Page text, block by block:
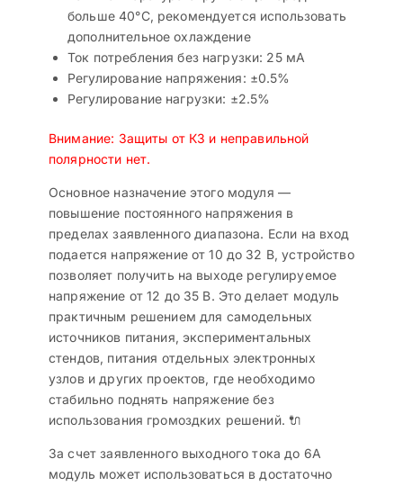
больше 40°C, рекомендуется использовать
дополнительное охлаждение
Ток потребления без нагрузки: 25 мА
Регулирование напряжения: ±0.5%
Регулирование нагрузки: ±2.5%
Внимание: Защиты от КЗ и неправильной
полярности нет.
Основное назначение этого модуля —
повышение постоянного напряжения в
пределах заявленного диапазона. Если на вход
подается напряжение от 10 до 32 В, устройство
позволяет получить на выходе регулируемое
напряжение от 12 до 35 В. Это делает модуль
практичным решением для самодельных
источников питания, экспериментальных
стендов, питания отдельных электронных
узлов и других проектов, где необходимо
стабильно поднять напряжение без
использования громоздких решений. 🔌
За счет заявленного выходного тока до 6A
модуль может использоваться в достаточно